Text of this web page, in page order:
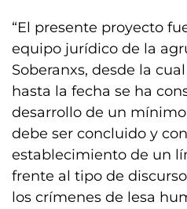
“El presente proyecto
equipo jurídico de la
Soberanxs, desde la
hasta la fecha se ha
desarrollo de un
debe ser concluido y
establecimiento de un
frente al tipo de
los crímenes de lesa